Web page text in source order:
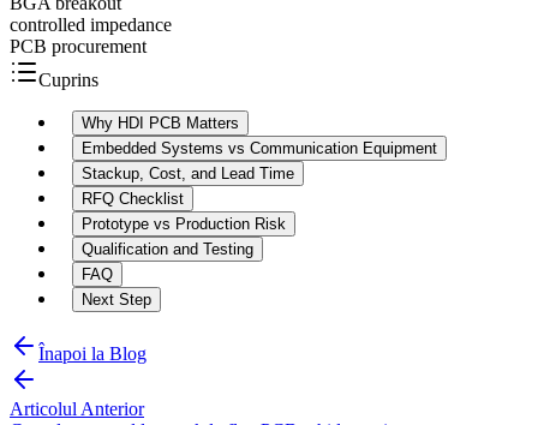
controlled impedance
PCB procurement
Cuprins
Why HDI PCB Matters
Embedded Systems vs Communication Equipment
Stackup, Cost, and Lead Time
RFQ Checklist
Prototype vs Production Risk
Qualification and Testing
FAQ
Next Step
Înapoi la Blog
Articolul Anterior